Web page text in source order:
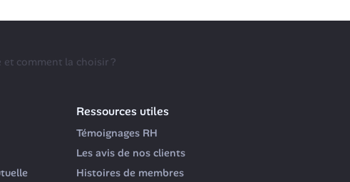
et comment la choisir ?
Ressources utiles
Témoignages RH
Les avis de nos clients
Histoires de membres